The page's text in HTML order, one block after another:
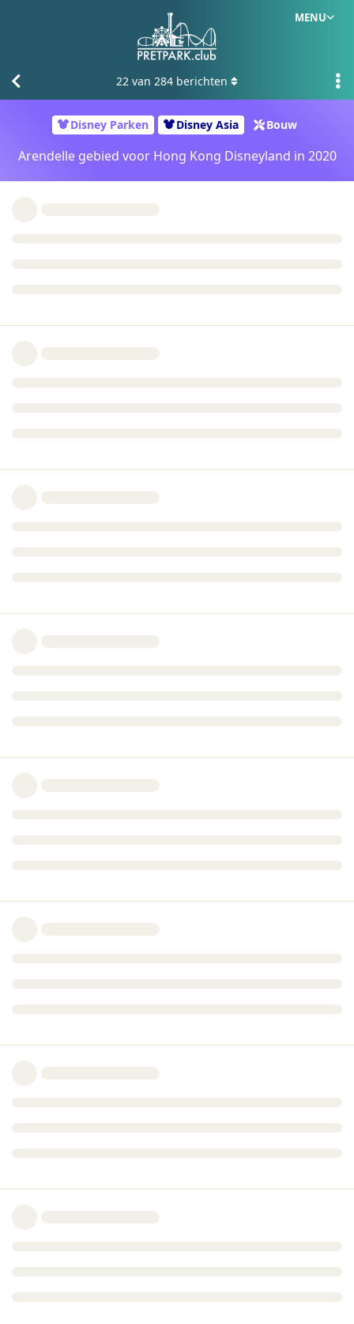
MENU
Disney Parken Disney Asia Bouw
Arendelle gebied voor Hong Kong Disneyland in 2020
22 van 284 berichten